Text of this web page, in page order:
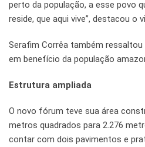
perto da população, a esse povo
reside, que aqui vive”, destacou o
Serafim Corrêa também
em benefício da população
Estrutura ampliada
O novo fórum teve sua área
metros quadrados para 2.276
contar com dois pavimentos e